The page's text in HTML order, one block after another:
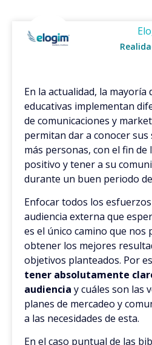
En la actualidad, la mayoría
educativas implementan
de comunicaciones y
permitan dar a conocer sus
más personas, con el fin
positivo y tener a su
durante un buen periodo
Enfocar todos los
audiencia externa que
es el único camino que nos
obtener los mejores
objetivos planteados. Por
tener absolutamente
audiencia y cuáles son las
planes de mercadeo y
a las necesidades de esta.
En el caso puntual de las